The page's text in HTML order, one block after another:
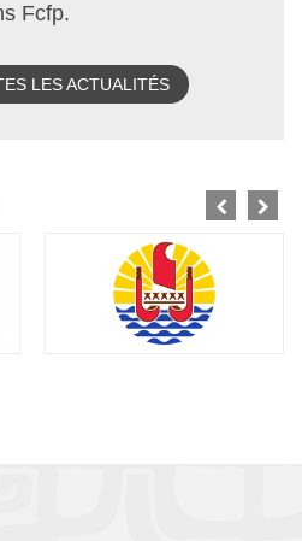
Fcfp.
LES ACTUALITÉS